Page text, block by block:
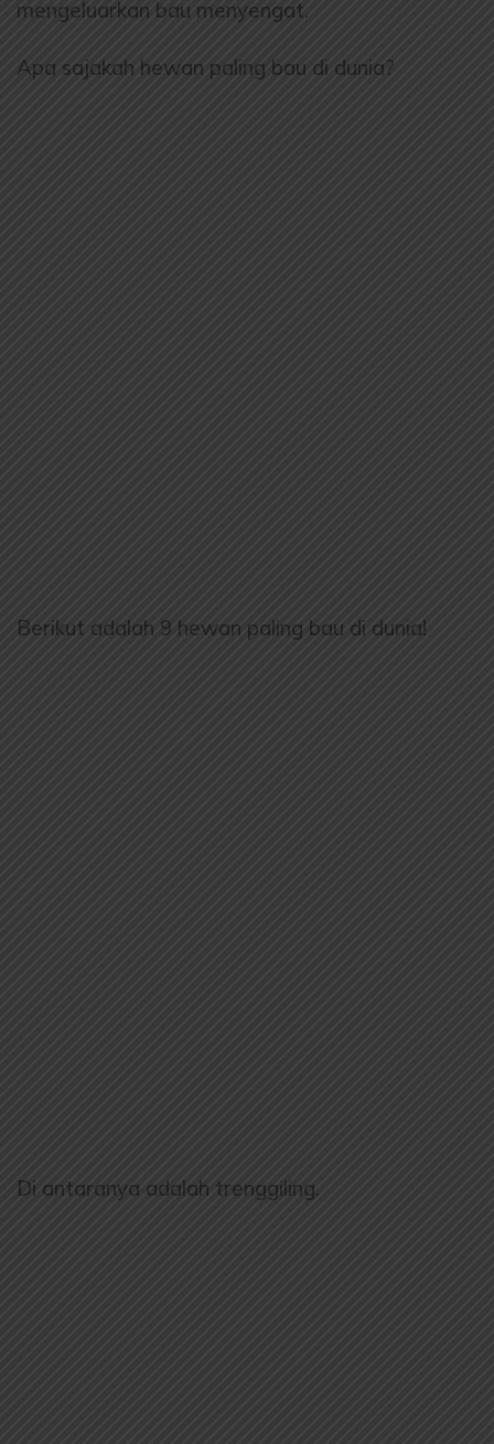
mengeluarkan bau menyengat.
Apa sajakah hewan paling bau di dunia?
Berikut adalah 9 hewan paling bau di dunia!
Di antaranya adalah trenggiling.